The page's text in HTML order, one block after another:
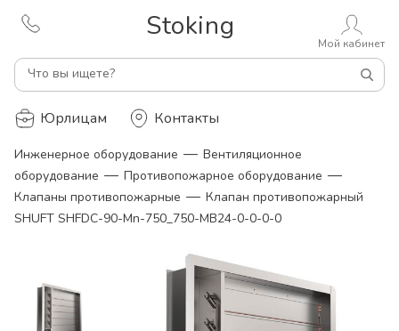
Stoking
Что вы ищете?
Мой кабинет
Юрлицам Контакты
Инженерное оборудование — Вентиляционное
оборудование — Противопожарное оборудование —
Клапаны противопожарные — Клапан противопожарный
SHUFT SHFDC-90-Mn-750_750-MB24-0-0-0-0